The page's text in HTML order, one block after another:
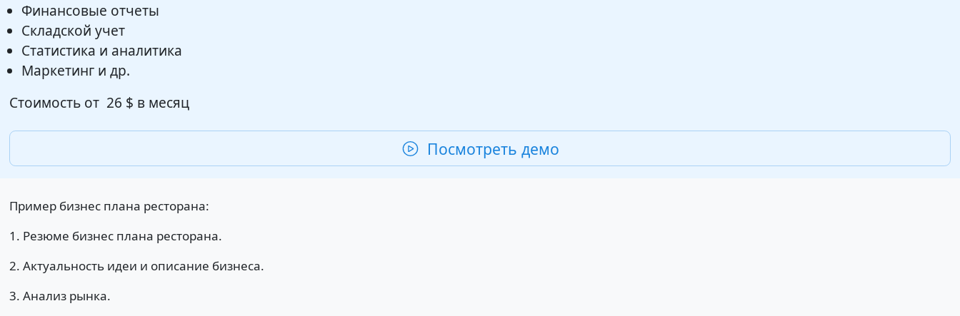
Финансовые отчеты
Складской учет
Статистика и аналитика
Маркетинг и др.
Стоимость от 26 $ в месяц
Посмотреть демо
Пример бизнес плана ресторана:
1. Резюме бизнес плана ресторана.
2. Актуальность идеи и описание бизнеса.
3. Анализ рынка.